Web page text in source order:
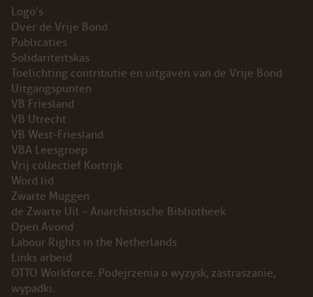
Logo’s
Over de Vrije Bond
Publicaties
Solidariteitskas
Toelichting contributie en uitgaven van de Vrije Bond
Uitgangspunten
VB Friesland
VB Utrecht
VB West-Friesland
VBA Leesgroep
Vrij collectief Kortrijk
Word lid
Zwarte Muggen
de Zwarte Uil – Anarchistische Bibliotheek
Open Avond
Labour Rights in the Netherlands
Links arbeid
OTTO Workforce. Podejrzenia o wyzysk, zastraszanie,
wypadki.